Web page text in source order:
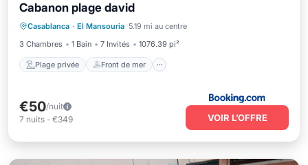
Cabanon plage david
Casablanca · El Mansouria 5.19 mi au centre
3 Chambres
1 Bain 7 Invités 1076.39 pi²
Plage privée Front de mer
Plage privée
Vue sur l’océan
€50/nuit
7 nuits - €349 VOIR L’OFFRE